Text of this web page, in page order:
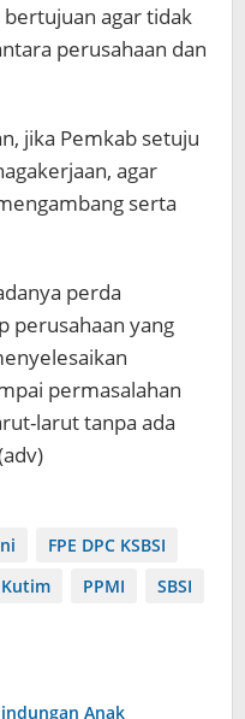
bertujuan agar tidak
perusahaan dan
jika Pemkab setuju
agar
serta
perda
perusahaan yang
permasalahan
larut tanpa ada
FPE DPC KSBSI
Kutim PPMI
SBSI
Anak